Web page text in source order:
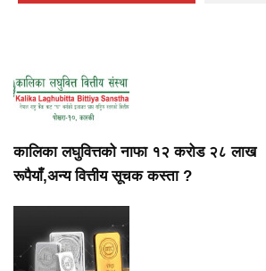
कालिका लघुवित्तको नाफा १२ करोड २८ लाख
रूपैयाँ,अन्य वित्तीय सूचक कस्ता ?